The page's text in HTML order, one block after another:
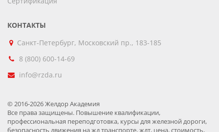
КОНТАКТЫ
Санкт-Петербург, Московский пр., 183-185
8 (800) 600-14-69
info@rzda.ru
© 2016-2026 Желдор Академия
Все права защищены. Повышение квалификации,
профессиональная переподготовка, курсы для железной дороги,
безопасность движения на жд транспорте, ждт, цена, стоимость,